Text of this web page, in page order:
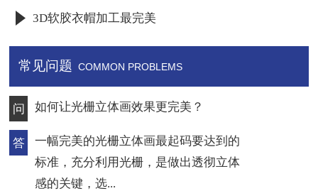
3D软胶衣帽加工最完美
常见问题 COMMON PROBLEMS
问 导致3D印刷眼晕有哪些原因？
答
质量差的3D印刷光栅材料，材料不稳
定，同一张材料上做出来的产品，左边
和右边都有很大...